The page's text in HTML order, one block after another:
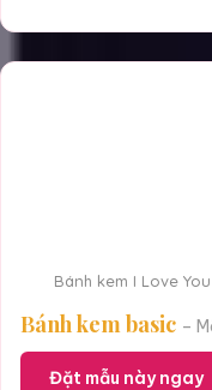
Bánh kem I Love
Bánh kem basic –
Đặt mẫu này ngay